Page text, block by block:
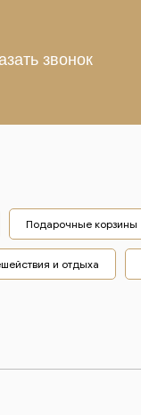
Подарочные корзины
и отдыха